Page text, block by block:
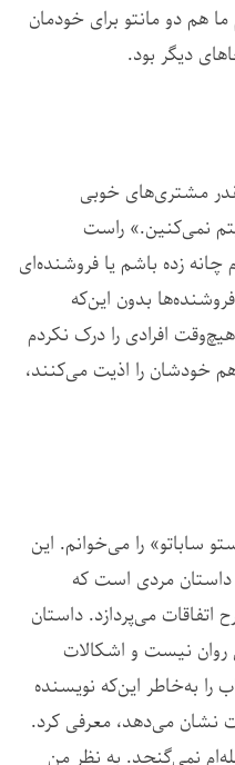
هم دو مانتو برای خودمان
دیگر بود.
مشتری‌های خوبی
نمی‌کنین.» راست
چانه زده باشم یا فروشنده‌ای
بدون این‌که
افرادی را درک نکردم
خودشان را اذیت می‌کنند،
ساباتو» را می‌خوانم. این
داستان مردی است که
می‌پردازد. داستان
نیست و اشکالات
را به‌خاطر این‌که نویسنده
نشان می‌دهد، معرفی کرد.
نمی‌گنجد. به نظر من